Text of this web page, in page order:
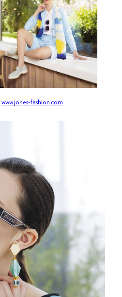
www.jones-fashion.com